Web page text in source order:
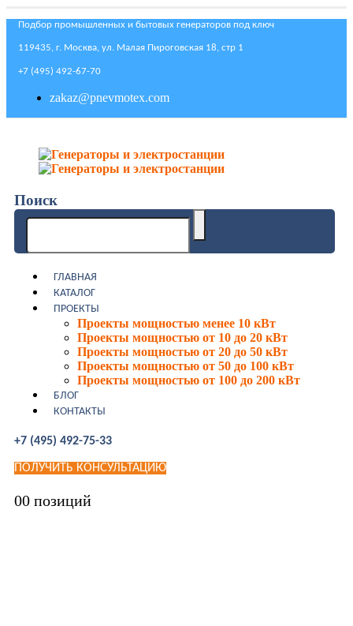
Подбор промышленных и бытовых генераторов под ключ
119435, г. Москва, ул. Малая Пироговская 18, стр 1
+7 (495) 492-67-70
zakaz@pnevmotex.com
Поиск
ГЛАВНАЯ
КАТАЛОГ
ПРОЕКТЫ
Проекты мощностью менее 10 кВт
Проекты мощностью от 10 до 20 кВт
Проекты мощностью от 20 до 50 кВт
Проекты мощностью от 50 до 100 кВт
Проекты мощностью от 100 до 200 кВт
БЛОГ
КОНТАКТЫ
+7 (495) 492-75-33
ПОЛУЧИТЬ КОНСУЛЬТАЦИЮ
00 позиций